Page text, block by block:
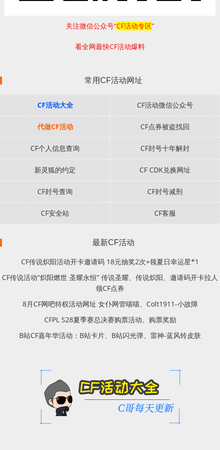
关注微信公众号“CF活动专区”
看全网最快CF活动爆料
常用CF活动网址
CF活动大全 CF活动微信公众号
代做CF活动 CF点券被盗找回
CF个人信息查询 CF封号十年解封
新灵狐的约定 CF CDK兑换网址
CF封号查询 CF封号减刑
CF安全站 CF客服
最新CF活动
CF传说炽阳活动开卡邀请码 18元抽奖2次+领夏日幸运星*1
CF传说活动“炽阳燃世 圣耀永恒” 传说圣耀、传说炽阳、邀请码开卡拉人
领CF点券
8月CF网吧特权活动网址 女仆网管喵喵、Colt1911-小故障
CFPL S28夏季赛总决赛购票活动、购票奖励
B站CF嘉年华活动：B站卡片、B站闪光弹、雷神-蓝风铃皮肤